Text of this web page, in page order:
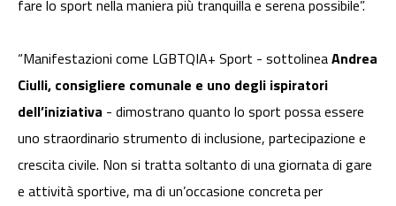
fare lo sport nella maniera più tranquilla e serena possibile”.
“Manifestazioni come LGBTQIA+ Sport - sottolineaAndrea
Ciulli, consigliere comunale e uno degli ispiratori
dell’iniziativa - dimostrano quanto lo sport possa essere
uno straordinario strumento di inclusione, partecipazione e
crescita civile. Non si tratta soltanto di una giornata di gare
e attività sportive, ma di un’occasione concreta per